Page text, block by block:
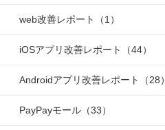
web改善レポート （1）
iOSアプリ改善レポート （44）
Androidアプリ改善レポート （28）
PayPayモール （33）